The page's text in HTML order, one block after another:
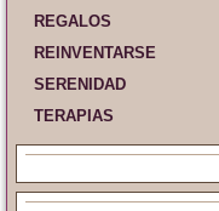
REGALOS
REINVENTARSE
SERENIDAD
TERAPIAS